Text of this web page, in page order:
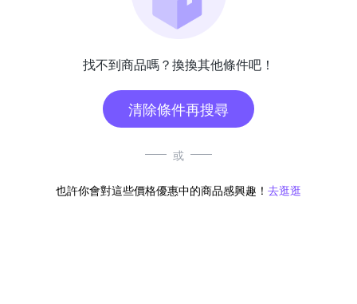
找不到商品嗎？換換其他條件吧！
清除條件再搜尋
或
也許你會對這些價格優惠中的商品感興趣！ 去逛逛